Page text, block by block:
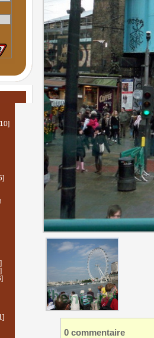
0 commentaire